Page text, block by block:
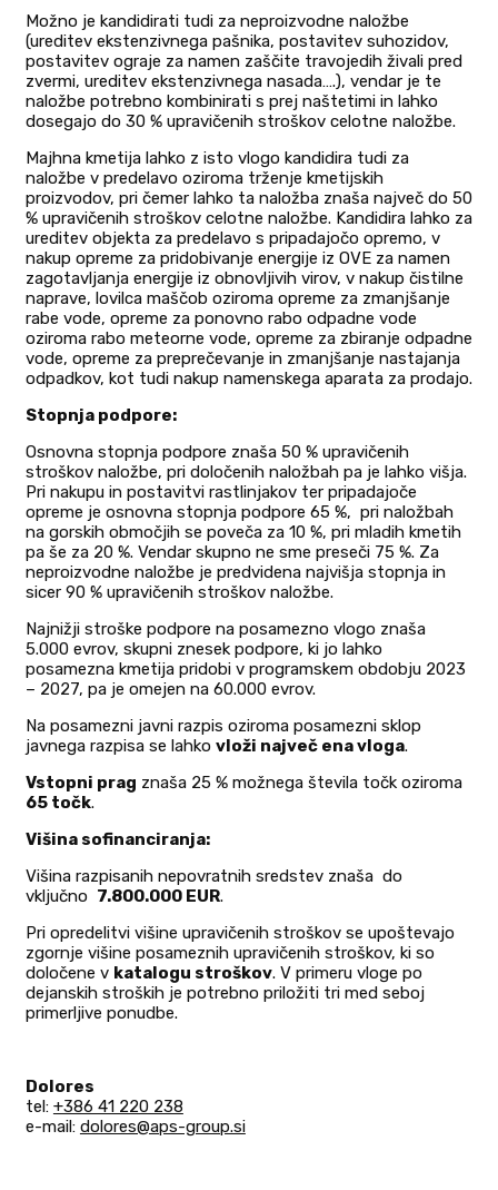
Možno je kandidirati tudi za neproizvodne naložbe
(ureditev ekstenzivnega pašnika, postavitev suhozidov,
postavitev ograje za namen zaščite travojedih živali pred
zvermi, ureditev ekstenzivnega nasada….), vendar je te
naložbe potrebno kombinirati s prej naštetimi in lahko
dosegajo do 30 % upravičenih stroškov celotne naložbe.
Majhna kmetija lahko z isto vlogo kandidira tudi za
naložbe v predelavo oziroma trženje kmetijskih
proizvodov, pri čemer lahko ta naložba znaša največ do 50
% upravičenih stroškov celotne naložbe. Kandidira lahko za
ureditev objekta za predelavo s pripadajočo opremo, v
nakup opreme za pridobivanje energije iz OVE za namen
zagotavljanja energije iz obnovljivih virov, v nakup čistilne
naprave, lovilca maščob oziroma opreme za zmanjšanje
rabe vode, opreme za ponovno rabo odpadne vode
oziroma rabo meteorne vode, opreme za zbiranje odpadne
vode, opreme za preprečevanje in zmanjšanje nastajanja
odpadkov, kot tudi nakup namenskega aparata za prodajo.
Stopnja podpore:
Osnovna stopnja podpore znaša 50 % upravičenih
stroškov naložbe, pri določenih naložbah pa je lahko višja.
Pri nakupu in postavitvi rastlinjakov ter pripadajoče
opreme je osnovna stopnja podpore 65 %, pri naložbah
na gorskih območjih se poveča za 10 %, pri mladih kmetih
pa še za 20 %. Vendar skupno ne sme preseči 75 %. Za
neproizvodne naložbe je predvidena najvišja stopnja in
sicer 90 % upravičenih stroškov naložbe.
Najnižji stroške podpore na posamezno vlogo znaša
5.000 evrov, skupni znesek podpore, ki jo lahko
posamezna kmetija pridobi v programskem obdobju 2023
– 2027, pa je omejen na 60.000 evrov.
Na posamezni javni razpis oziroma posamezni sklop
javnega razpisa se lahko vloži največ ena vloga.
Vstopni prag znaša 25 % možnega števila točk oziroma
65 točk.
Višina sofinanciranja:
Višina razpisanih nepovratnih sredstev znaša do
vključno 7.800.000 EUR.
Pri opredelitvi višine upravičenih stroškov se upoštevajo
zgornje višine posameznih upravičenih stroškov, ki so
določene v katalogu stroškov. V primeru vloge po
dejanskih stroških je potrebno priložiti tri med seboj
primerljive ponudbe.
Dolores
tel: +386 41 220 238
e-mail: dolores@aps-group.si